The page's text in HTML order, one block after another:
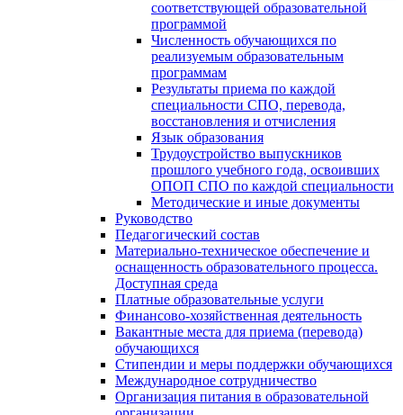
соответствующей образовательной
программой
Численность обучающихся по
реализуемым образовательным
программам
Результаты приема по каждой
специальности СПО, перевода,
восстановления и отчисления
Язык образования
Трудоустройство выпускников
прошлого учебного года, освоивших
ОПОП СПО по каждой специальности
Методические и иные документы
Руководство
Педагогический состав
Материально-техническое обеспечение и
оснащенность образовательного процесса.
Доступная среда
Платные образовательные услуги
Финансово-хозяйственная деятельность
Вакантные места для приема (перевода)
обучающихся
Стипендии и меры поддержки обучающихся
Международное сотрудничество
Организация питания в образовательной